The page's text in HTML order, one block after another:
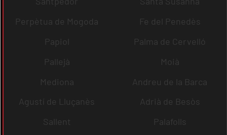
Perpètua de Mogoda
Fe del Penedès
Papiol
Palma de Cervelló
Pallejà
Moià
Mediona
Andreu de la Barca
Agustí de Lluçanès
Adrià de Besòs
Sallent
Palafolls